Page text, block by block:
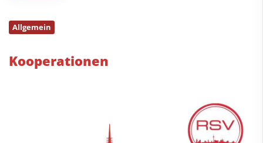
Allgemein
Kooperationen